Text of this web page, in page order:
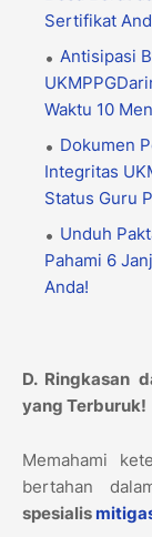
Sertifikat
Antisipasi
Waktu 10
Dokumen
Integritas
Status Guru
Unduh
Pahami 6
Anda!
D. Ringkasan
yang Terburuk!
Memahami
bertahan
spesialis